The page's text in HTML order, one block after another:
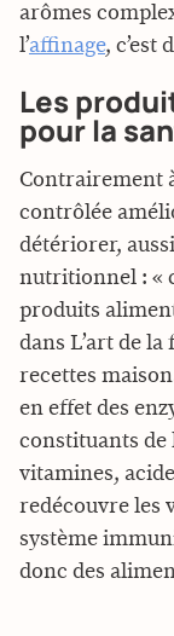
arômes
l’affinage, c’est
Les
pour la
Contrairement
contrôlée
détériorer,
nutritionnel : «
produits
dans L’art de
recettes
en effet des
constituants de
vitamines,
redécouvre les
système
donc des